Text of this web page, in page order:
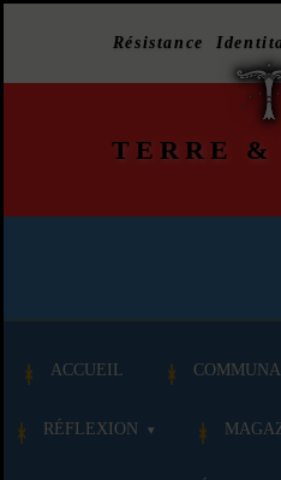
Résistance
TERRE &
ACCUEIL
RÉFLEXION